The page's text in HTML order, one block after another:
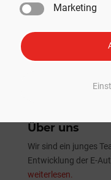
Marketing
Tesla Sommer-
Verbesserungen im
Über uns
Wir sind ein junges
Entwicklung der E-
weiterlesen.